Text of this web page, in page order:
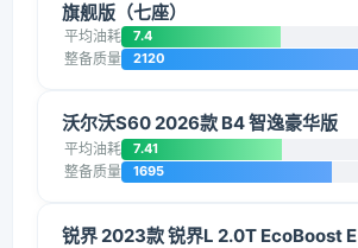
旗舰版（七座）
平均油耗 7.4
整备质量 2120
沃尔沃S60 2026款 B4 智逸豪华版
平均油耗 7.41
整备质量 1695
锐界 2023款 锐界L 2.0T EcoBoost E